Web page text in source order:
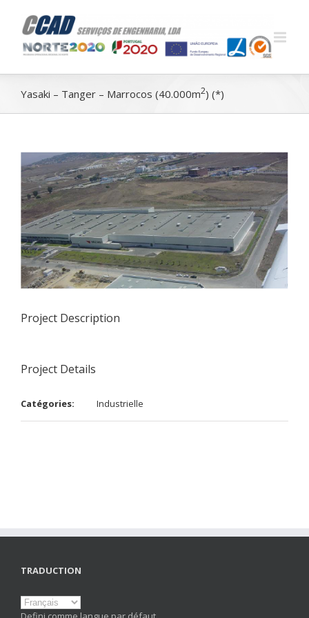
Yasaki – Tanger – Marrocos (40.000m2) (*)
Project Description
Project Details
Catégories: Industrielle
TRADUCTION